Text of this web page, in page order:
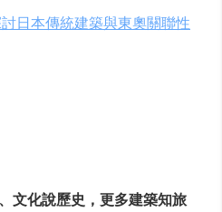
日本傳統建築與東奧關聯性
文化說歷史，更多建築知旅